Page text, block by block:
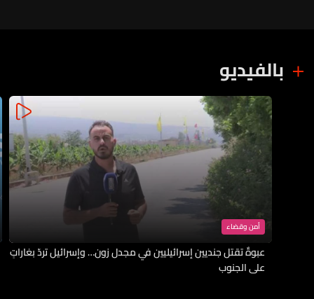
بالفيديو
أمن وقضاء
عبوةٌ تقتل جنديين إسرائيليين في مجدل زون… وإسرائيل تردّ بغاراتٍ
على الجنوب